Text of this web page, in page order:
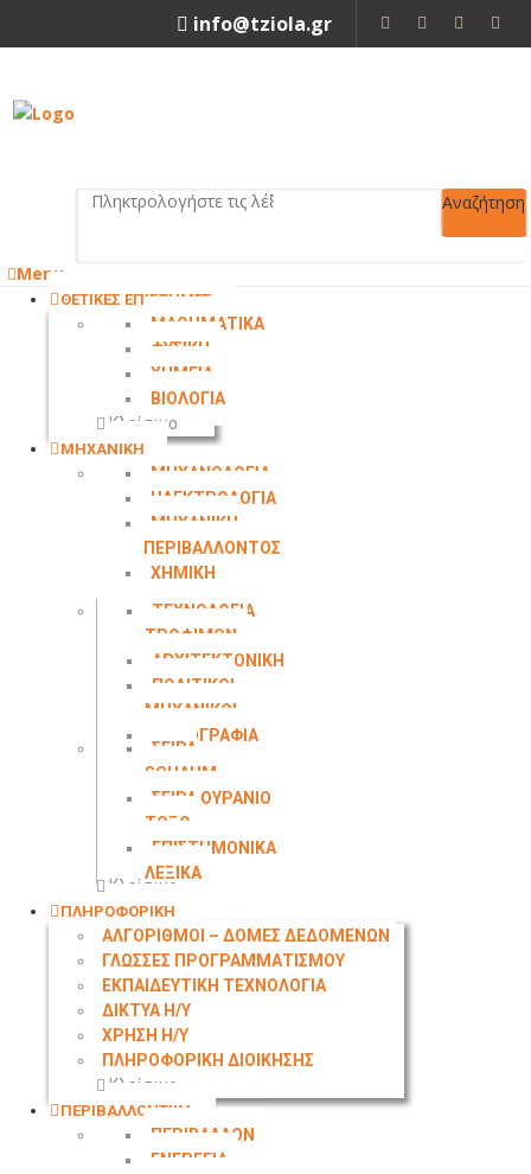
info@tziola.gr
Αναζήτηση
Menu
ΘΕΤΙΚΕΣ ΕΠΙΣΤΗΜΕΣ
ΜΑΘΗΜΑΤΙΚΑ
ΦΥΣΙΚΗ
ΧΗΜΕΙΑ
ΒΙΟΛΟΓΙΑ
Κλείσιμο
ΜΗΧΑΝΙΚΗ
ΜΗΧΑΝΟΛΟΓΙΑ
ΗΛΕΚΤΡΟΛΟΓΙΑ
ΜΗΧΑΝΙΚΗ
ΠΕΡΙΒΑΛΛΟΝΤΟΣ
ΧΗΜΙΚΗ
ΤΕΧΝΟΛΟΓΙΑ
ΤΡΟΦΙΜΩΝ
ΑΡΧΙΤΕΚΤΟΝΙΚΗ
ΠΟΛΙΤΙΚΟΙ
ΜΗΧΑΝΙΚΟΙ
ΤΟΠΟΓΡΑΦΙΑ
ΣΕΙΡΑ
SCHAUM
ΣΕΙΡΑ ΟΥΡΑΝΙΟ
ΤΟΞΟ
ΕΠΙΣΤΗΜΟΝΙΚΑ
ΛΕΞΙΚΑ
Κλείσιμο
ΠΛΗΡΟΦΟΡΙΚΗ
ΑΛΓΟΡΙΘΜΟΙ – ΔΟΜΕΣ ΔΕΔΟΜΕΝΩΝ
ΓΛΩΣΣΕΣ ΠΡΟΓΡΑΜΜΑΤΙΣΜΟΥ
ΕΚΠΑΙΔΕΥΤΙΚΗ ΤΕΧΝΟΛΟΓΙΑ
ΔΙΚΤΥΑ Η/Υ
ΧΡΗΣΗ Η/Υ
ΠΛΗΡΟΦΟΡΙΚΗ ΔΙΟΙΚΗΣΗΣ
Κλείσιμο
ΠΕΡΙΒΑΛΛΟΝΤΙΚΑ
ΠΕΡΙΒΑΛΛΟΝ
ΕΝΕΡΓΕΙΑ